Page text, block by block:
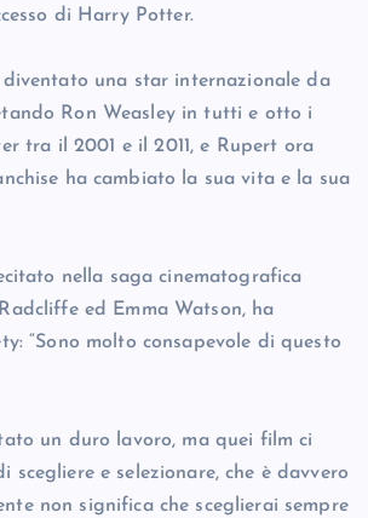
di Harry Potter.
diventato una star internazionale da
Ron Weasley in tutti e otto i
tra il 2001 e il 2011, e Rupert ora
ha cambiato la sua vita e la sua
nella saga cinematografica
ed Emma Watson, ha
“Sono molto consapevole di questo
un duro lavoro, ma quei film ci
scegliere e selezionare, che è davvero
non significa che sceglierai sempre